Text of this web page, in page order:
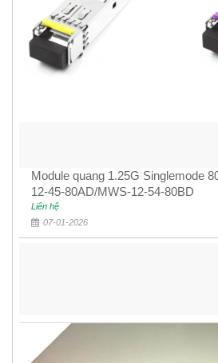
Module quang 1.25G Singlemode
12-45-80AD/MWS-12-54-80BD
Liên hệ
07-01-2026